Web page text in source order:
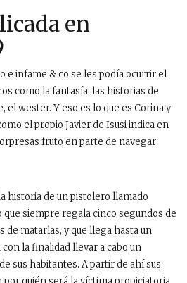
en
e infame & co se les podía ocurrir el
como la fantasía, las historias de
el wester. Y eso es lo que es Corina y
el propio Javier de Isusi indica en
fruto en parte de navegar
historia de un pistolero llamado
que siempre regala cinco segundos de
de matarlas, y que llega hasta un
la finalidad llevar a cabo un
sus habitantes. A partir de ahí sus